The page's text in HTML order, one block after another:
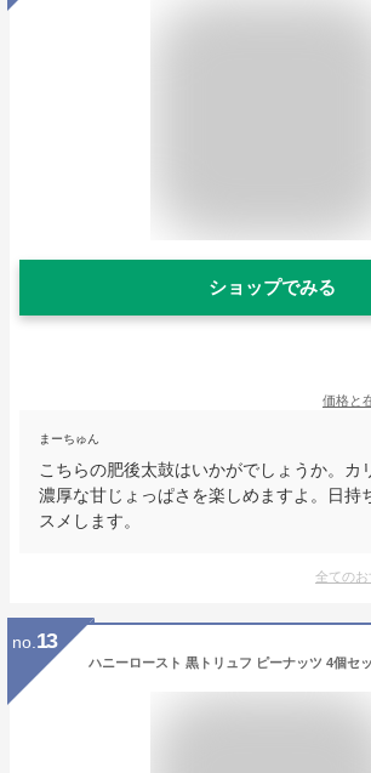
ショップでみる
価格と
まーちゅん
こちらの肥後太鼓はいかがでしょうか。カ
濃厚な甘じょっぱさを楽しめますよ。日持
スメします。
全てのお
no. 13